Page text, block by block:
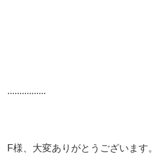
................
F様、大変ありがとうございます。